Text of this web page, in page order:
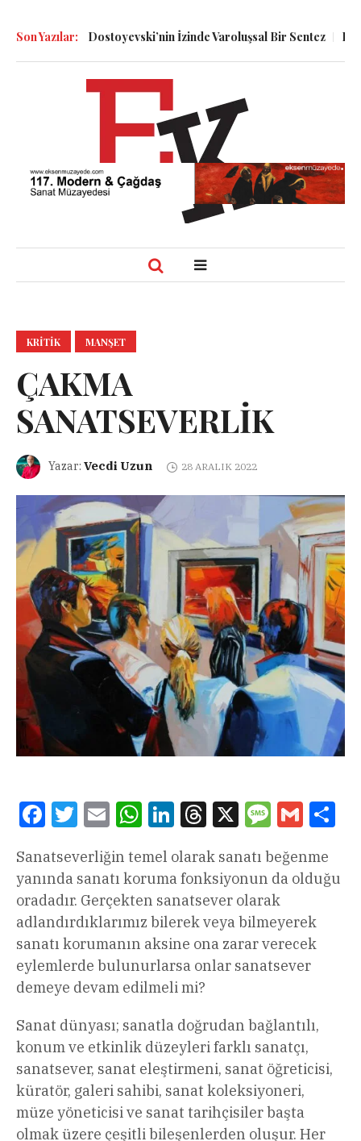
Son Yazılar:
ve Dostoyevski’nin İzinde Varoluşsal Bir Sentez Herbert
KRITIK MANŞET
ÇAKMA
SANATSEVERLİK
Yazar: Vecdi Uzun 28 ARALIK 2022
FacebookTwitterEmail WhatsAppLinkedInThreads
X Message
Gmail
Sanatseverliğin temel olarak sanatı beğenme
yanında sanatı koruma fonksiyonun da olduğu
oradadır. Gerçekten sanatsever olarak
adlandırdıklarımız bilerek veya bilmeyerek
sanatı korumanın aksine ona zarar verecek
eylemlerde bulunurlarsa onlar sanatsever
demeye devam edilmeli mi?
Sanat dünyası; sanatla doğrudan bağlantılı,
konum ve etkinlik düzeyleri farklı sanatçı,
sanatsever, sanat eleştirmeni, sanat öğreticisi,
küratör, galeri sahibi, sanat koleksiyoneri,
müze yöneticisi ve sanat tarihçisiler başta
olmak üzere çeşitli bileşenlerden oluşur. Her